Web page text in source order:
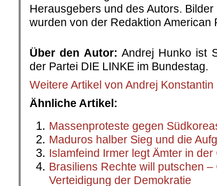
Massenproteste gegen
Islamfeind Irmer legt Ämter in
Brasiliens Rechte will putschen
Ein Coup für Erdoğan – eine
Für den Inhalt dieses Artikels ist
Dabei muss es sich nicht
Redaktion